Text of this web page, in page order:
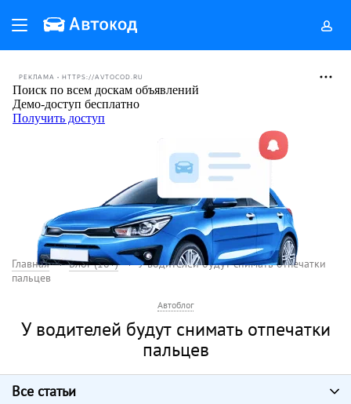
РЕКЛАМА • HTTPS://AVTOCOD.RU
Главная Блог (18+)
У водителей будут снимать отпечатки
пальцев
Автоблог
У водителей будут снимать отпечатки
пальцев
Все статьи